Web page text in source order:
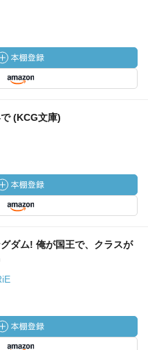
(KCG文庫)
ダム! 俺が国王で、クラスが